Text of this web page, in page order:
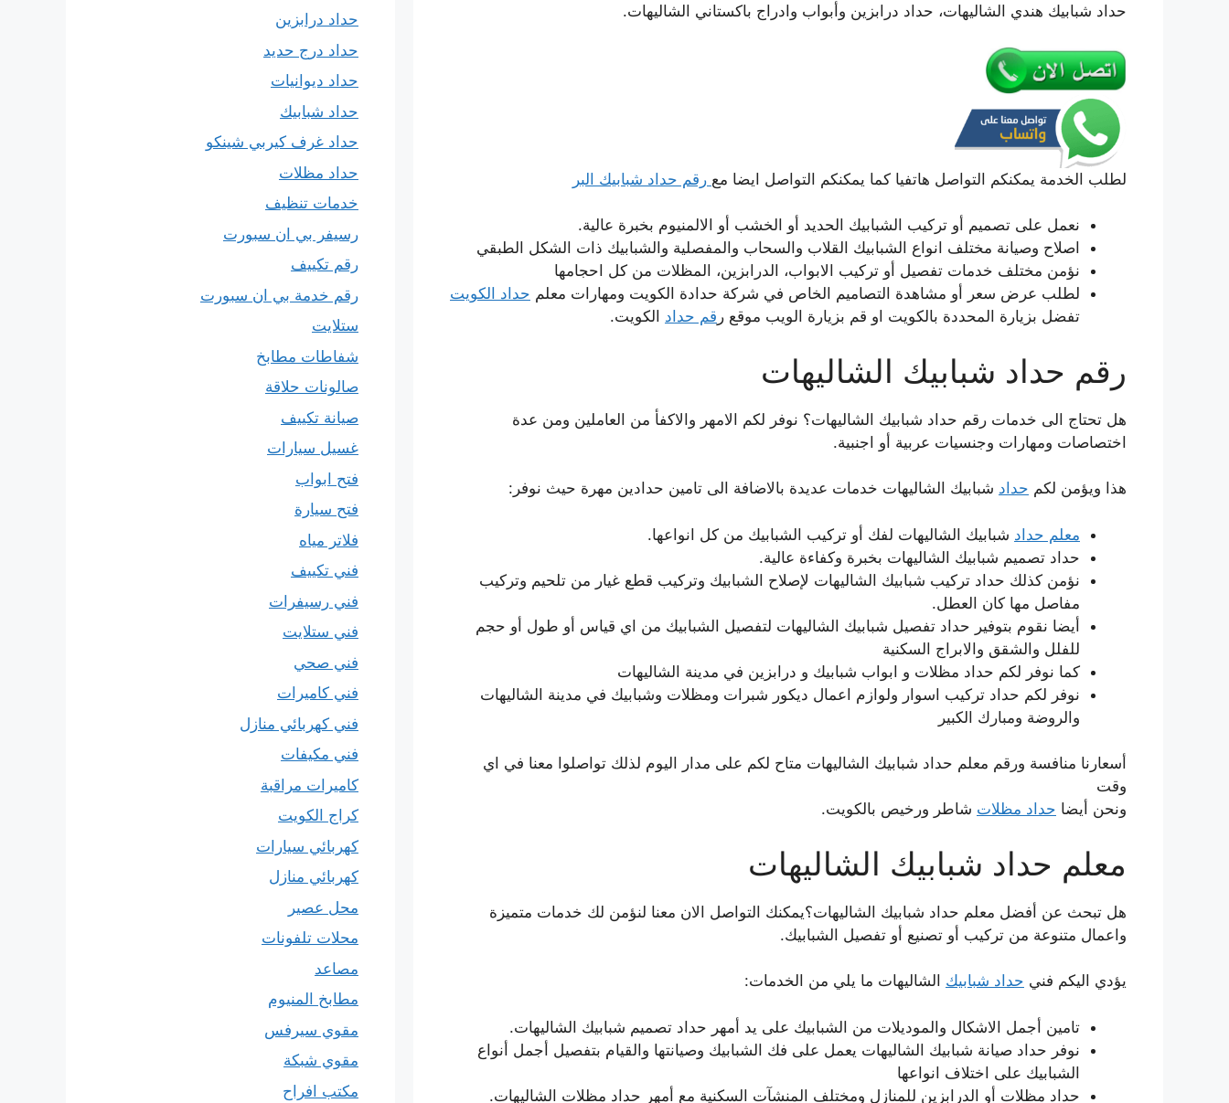
حداد شبابيك هندي الشاليهات، حداد درابزين وأبواب وادراج باكستاني الشاليهات.
لطلب الخدمة يمكنكم التواصل هاتفيا كما يمكنكم التواصل ايضا مع رقم حداد شبابيك البر
نعمل على تصميم أو تركيب الشبابيك الحديد أو الخشب أو الالمنيوم بخبرة عالية.
اصلاح وصيانة مختلف انواع الشبابيك القلاب والسحاب والمفصلية والشبابيك ذات الشكل الطبقي
نؤمن مختلف خدمات تفصيل أو تركيب الابواب، الدرابزين، المظلات من كل احجامها
لطلب عرض سعر أو مشاهدة التصاميم الخاص في شركة حدادة الكويت ومهارات معلم حداد الكويت
تفضل بزيارة المحددة بالكويت او قم بزيارة الويب موقع ر قم حداد الكويت.
رقم حداد شبابيك الشاليهات
هل تحتاج الى خدمات رقم حداد شبابيك الشاليهات؟ نوفر لكم الامهر والاكفأ من العاملين ومن عدة
اختصاصات ومهارات وجنسيات عربية أو اجنبية.
هذا ويؤمن لكم حداد شبابيك الشاليهات خدمات عديدة بالاضافة الى تامين حدادين مهرة حيث نوفر:
معلم حداد شبابيك الشاليهات لفك أو تركيب الشبابيك من كل انواعها.
حداد تصميم شبابيك الشاليهات بخبرة وكفاءة عالية.
نؤمن كذلك حداد تركيب شبابيك الشاليهات لإصلاح الشبابيك وتركيب قطع غيار من تلحيم وتركيب
مفاصل مها كان العطل.
أيضا نقوم بتوفير حداد تفصيل شبابيك الشاليهات لتفصيل الشبابيك من اي قياس أو طول أو حجم
للفلل والشقق والابراج السكنية
كما نوفر لكم حداد مظلات و ابواب شبابيك و درابزين في مدينة الشاليهات
نوفر لكم حداد تركيب اسوار ولوازم اعمال ديكور شبرات ومظلات وشبابيك في مدينة الشاليهات
والروضة ومبارك الكبير
أسعارنا منافسة ورقم معلم حداد شبابيك الشاليهات متاح لكم على مدار اليوم لذلك تواصلوا معنا في اي
وقت
ونحن أيضا حداد مظلات شاطر ورخيص بالكويت.
معلم حداد شبابيك الشاليهات
هل تبحث عن أفضل معلم حداد شبابيك الشاليهات؟يمكنك التواصل الان معنا لنؤمن لك خدمات متميزة
واعمال متنوعة من تركيب أو تصنيع أو تفصيل الشبابيك.
يؤدي اليكم فني حداد شبابيك الشاليهات ما يلي من الخدمات:
تامين أجمل الاشكال والموديلات من الشبابيك على يد أمهر حداد تصميم شبابيك الشاليهات.
نوفر حداد صيانة شبابيك الشاليهات يعمل على فك الشبابيك وصيانتها والقيام بتفصيل أجمل أنواع
الشبابيك على اختلاف انواعها
حداد مظلات أو الدرابزين للمنازل ومختلف المنشآت السكنية مع أمهر حداد مظلات الشاليهات.
حداد درابزين
حداد درج حديد
حداد ديوانيات
حداد شبابيك
حداد غرف كيربي شينكو
حداد مظلات
خدمات تنظيف
رسيفر بي ان سبورت
رقم تكييف
رقم خدمة بي ان سبورت
ستلايت
شفاطات مطابخ
صالونات حلاقة
صيانة تكييف
غسيل سيارات
فتح ابواب
فتح سيارة
فلاتر مياه
فني تكييف
فني رسيفرات
فني ستلايت
فني صحي
فني كاميرات
فني كهربائي منازل
فني مكيفات
كاميرات مراقبة
كراج الكويت
كهربائي سيارات
كهربائي منازل
محل عصير
محلات تلفونات
مصاعد
مطابخ المنيوم
مقوي سيرفس
مقوي شبكة
مكتب افراح